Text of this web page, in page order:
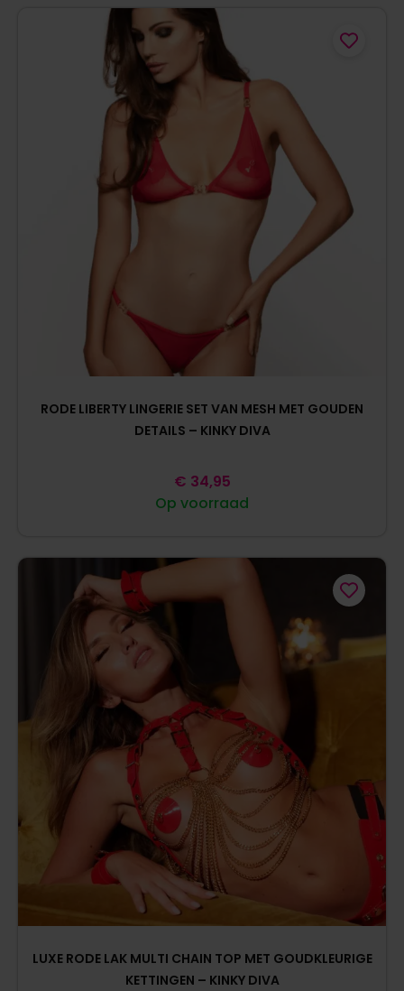
RODE LIBERTY LINGERIE SET VAN MESH MET GOUDEN
DETAILS – KINKY DIVA
Op voorraad
€ 34,95
LUXE RODE LAK MULTI CHAIN TOP MET GOUDKLEURIGE
KETTINGEN – KINKY DIVA